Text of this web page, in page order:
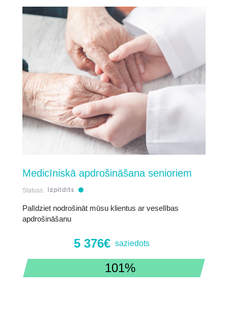
Medicīniskā apdrošināšana senioriem
Statuss: Izpildīts
Palīdziet nodrošināt mūsu klientus ar veselības
apdrošināšanu
5 376€ saziedots
101%